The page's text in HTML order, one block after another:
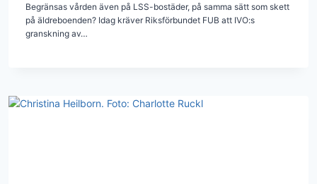
Begränsas vården även på LSS-bostäder, på samma sätt som skett
på äldreboenden? Idag kräver Riksförbundet FUB att IVO:s
granskning av…